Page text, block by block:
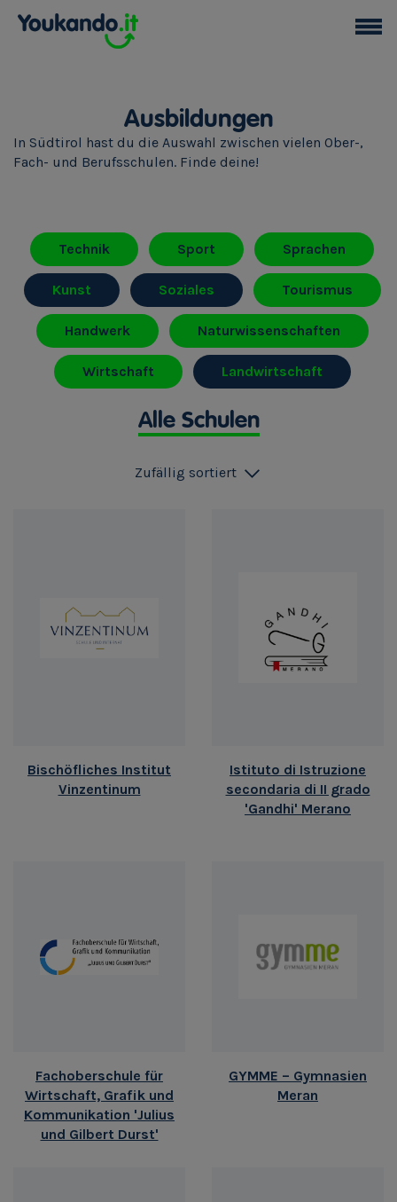
Ausbildungen
In Südtirol hast du die Auswahl zwischen vielen Ober-,
Fach- und Berufsschulen. Finde deine!
Technik Sport Sprachen
Kunst Soziales Tourismus
Handwerk Naturwissenschaften
Wirtschaft Landwirtschaft
Alle Schulen
Zufällig sortiert
Bischöfliches Institut
Vinzentinum
Istituto di Istruzione
secondaria di II grado
'Gandhi' Merano
Fachoberschule für
Wirtschaft, Grafik und
Kommunikation 'Julius
und Gilbert Durst'
GYMME – Gymnasien
Meran